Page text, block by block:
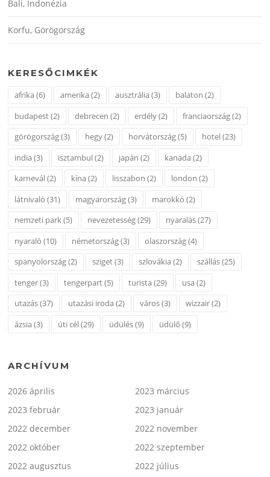
Bali, Indonézia
Korfu, Görögország
KERESŐCIMKÉK
afrika(6) amerika(2) ausztrália(3) balaton (2)
budapest(2) debrecen (2) erdély(2) franciaország(2)
görögország(3) hegy(2) horvátország(5) hotel(23)
india(3) isztambul(2) japán (2) kanada(2)
karnevál(2) kína(2) lisszabon (2) london (2)
látnivaló (31) magyarország(3) marokkó (2)
nemzeti park(5) nevezetesség(29) nyaralás(27)
nyaraló (10) németország(3) olaszország(4)
spanyolország(2) sziget(3) szlovákia(2) szállás(25)
tenger(3) tengerpart(5) turista(29) usa(2)
utazás(37) utazási iroda(2) város(3) wizzair(2)
ázsia(3) úti cél(29) üdülés(9) üdülő (9)
ARCHÍVUM
2026 április
2023 március
2023 február
2023 január
2022 december
2022 november
2022 október
2022 szeptember
2022 augusztus
2022 július